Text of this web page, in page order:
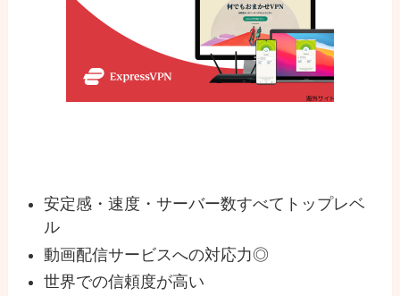
安定感・速度・サーバー数すべてトップレベ
ル
動画配信サービスへの対応力◎
世界での信頼度が高い